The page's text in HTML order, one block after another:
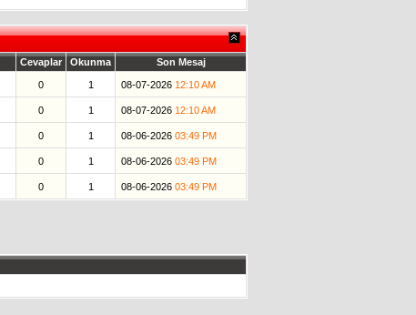
Cevaplar Okunma Son Mesaj
0 1 08-07-2026 12:10 AM
0 1 08-07-2026 12:10 AM
0 1 08-06-2026 03:49 PM
0 1 08-06-2026 03:49 PM
0 1 08-06-2026 03:49 PM